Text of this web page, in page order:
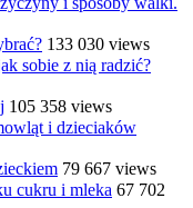
133 030 views
sobie z nią radzić?
105 358 views
i dzieciaków
79 667 views
cukru i mleka 67 702